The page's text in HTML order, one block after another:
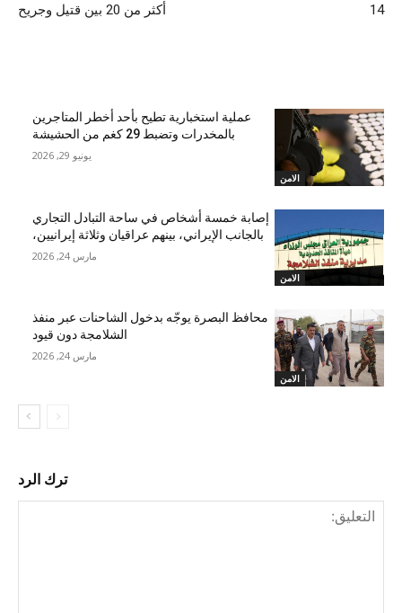
أكثر من 20 بين قتيل وجريح
14
الامن
عملية استخبارية تطيح بأحد أخطر المتاجرين
بالمخدرات وتضبط 29 كغم من الحشيشة
يونيو 29, 2026
الامن
إصابة خمسة أشخاص في ساحة التبادل التجاري
بالجانب الإيراني، بينهم عراقيان وثلاثة إيرانيين،
مارس 24, 2026
الامن
محافظ البصرة يوجّه بدخول الشاحنات عبر منفذ
الشلامجة دون قيود
مارس 24, 2026
ترك الرد